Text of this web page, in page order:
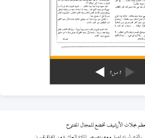
1من1
مجلات الأرشيف تخضع للمجال المفتوح